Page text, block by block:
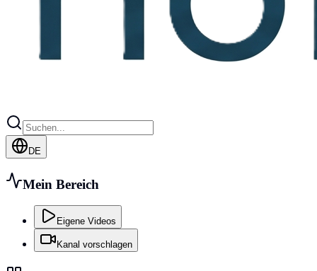
DE
Mein Bereich
Eigene Videos
Kanal vorschlagen